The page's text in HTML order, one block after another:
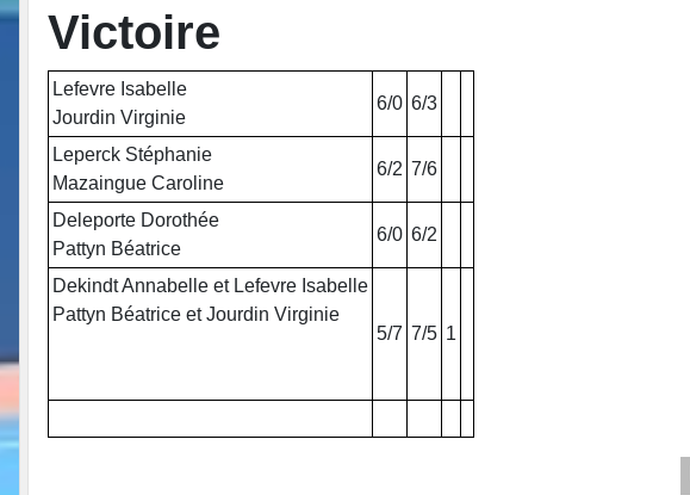
Victoire
Lefevre Isabelle
Jourdin Virginie
6/0 6/3
Leperck Stéphanie
Mazaingue Caroline
6/2 7/6
Deleporte Dorothée
Pattyn Béatrice
6/0 6/2
Dekindt Annabelle et Lefevre Isabelle
Pattyn Béatrice et Jourdin Virginie
5/7 7/5 1